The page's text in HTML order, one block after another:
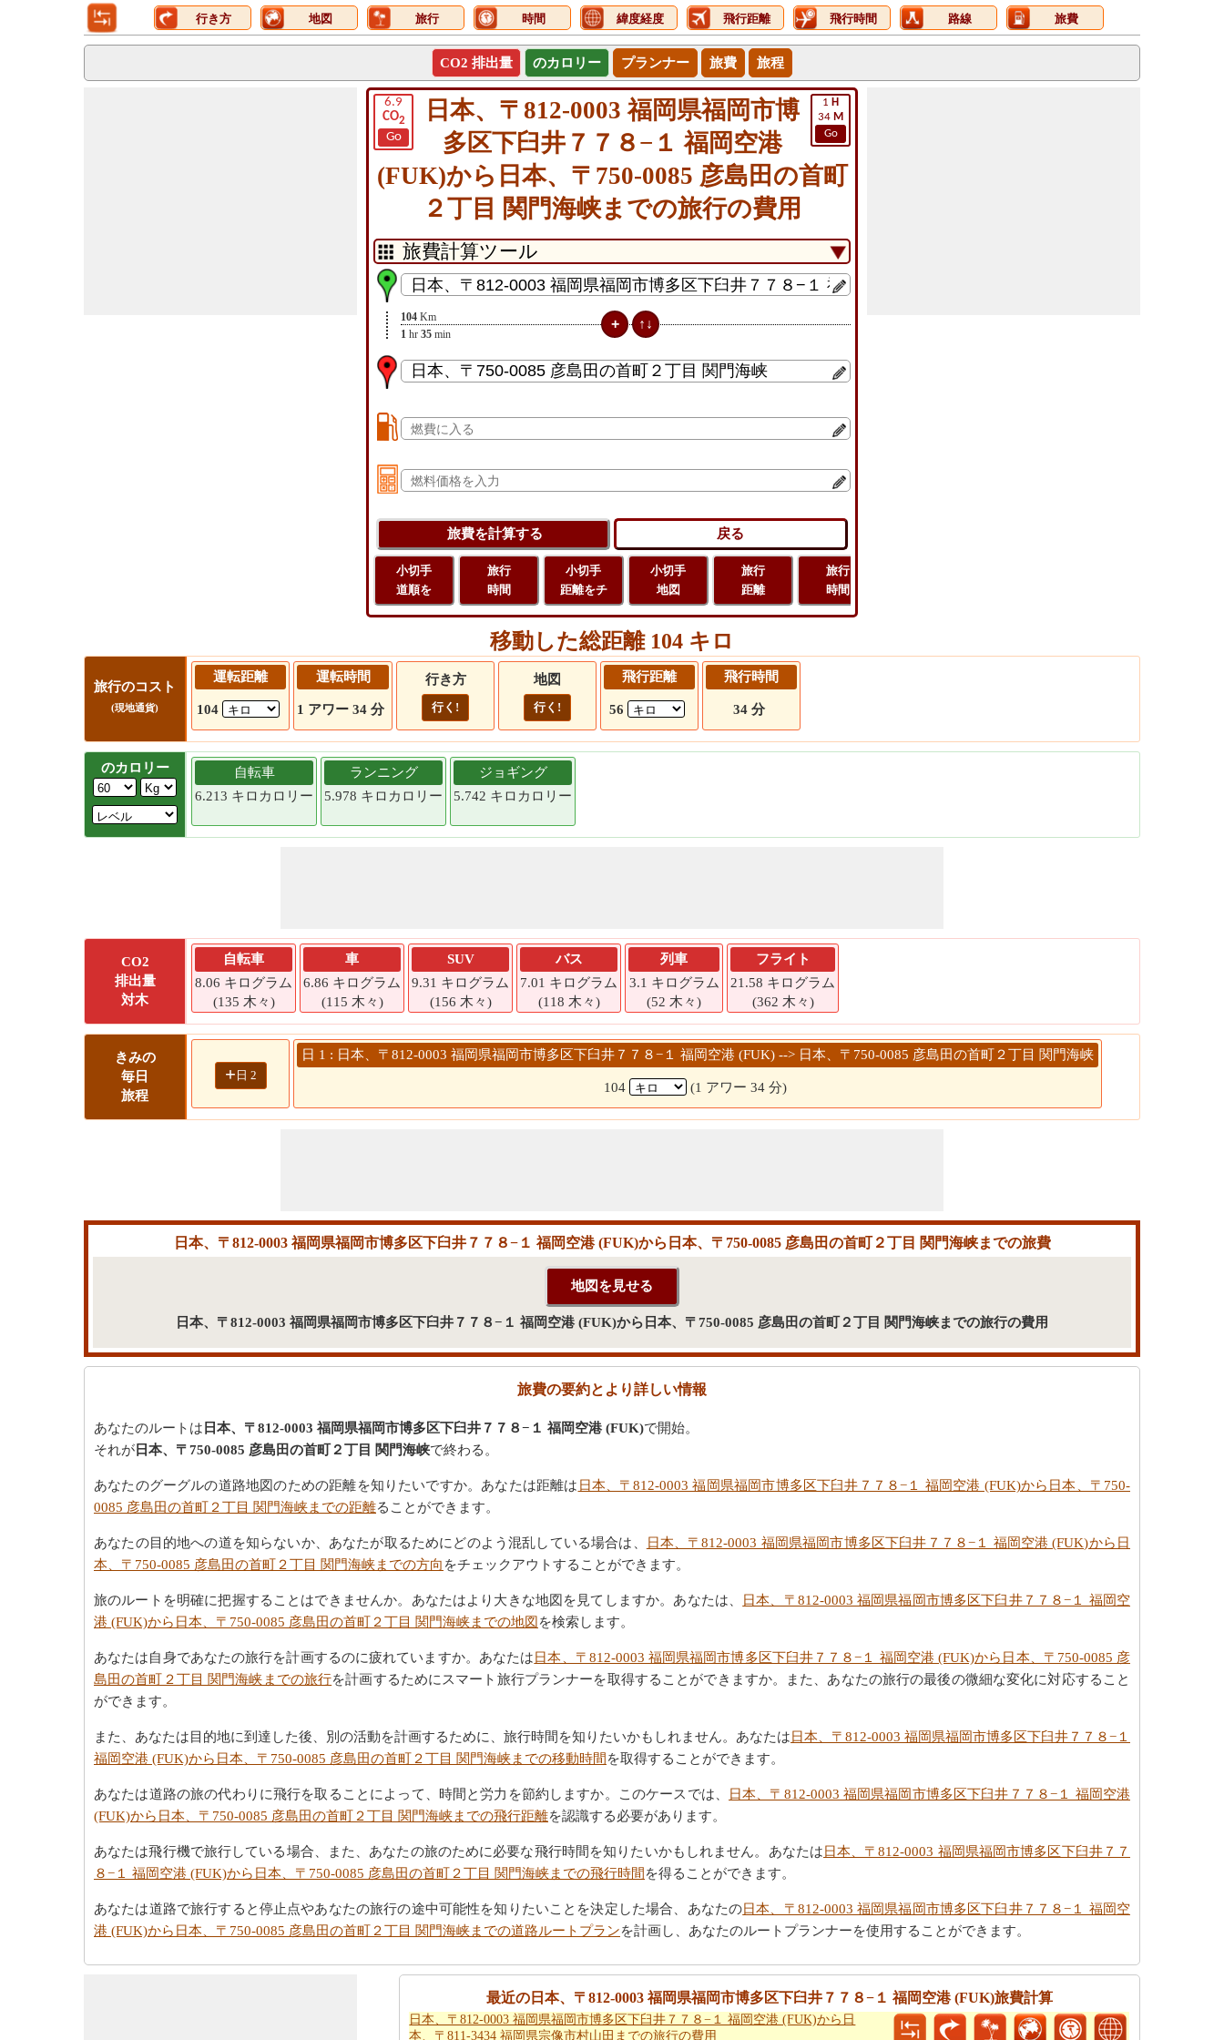
行き方 地図 旅行 時間 緯度経度 飛行距離 飛行時間 路線 旅費
CO2 排出量 のカロリー プランナー 旅費 旅程
6.9
CO2
Go
1 H
34 M
Go
日本、〒812-0003 福岡県福岡市博
多区下臼井７７８−１ 福岡空港
(FUK)から日本、〒750-0085 彦島田の首町
２丁目 関門海峡までの旅行の費用
104 Km
1 hr 35 min
小切手
道順を
旅行
時間
小切手
距離をチ
小切手
地図
旅行
距離
旅行
時間
移動した総距離 104 キロ
旅行のコスト
(現地通貨)
運転距離
104
運転時間
1 アワー 34 分
行き方
行く!
地図
行く!
飛行距離
56
飛行時間
34 分
のカロリー
自転車
6.213 キロカロリー
ランニング
5.978 キロカロリー
ジョギング
5.742 キロカロリー
CO2
排出量
対木
自転車
8.06 キログラム
(135 木々)
車
6.86 キログラム
(115 木々)
SUV
9.31 キログラム
(156 木々)
バス
7.01 キログラム
(118 木々)
列車
3.1 キログラム
(52 木々)
フライト
21.58 キログラム
(362 木々)
きみの
毎日
旅程
+ 日 2
日 1 : 日本、〒812-0003 福岡県福岡市博多区下臼井７７８−１ 福岡空港 (FUK) --> 日本、〒750-0085 彦島田の首町２丁目 関門海峡
104 (1 アワー 34 分)
日本、〒812-0003 福岡県福岡市博多区下臼井７７８−１ 福岡空港 (FUK)から日本、〒750-0085 彦島田の首町２丁目 関門海峡までの旅費
日本、〒812-0003 福岡県福岡市博多区下臼井７７８−１ 福岡空港 (FUK)から日本、〒750-0085 彦島田の首町２丁目 関門海峡までの旅行の費用
旅費の要約とより詳しい情報
あなたのルートは 日本、〒812-0003 福岡県福岡市博多区下臼井７７８−１ 福岡空港 (FUK)で開始。
それが 日本、〒750-0085 彦島田の首町２丁目 関門海峡で終わる。
あなたのグーグルの道路地図のための距離を知りたいですか。あなたは距離は 日本、〒812-0003 福岡県福岡市博多区下臼井７７８−１ 福岡空港 (FUK)から日本、〒750-
0085 彦島田の首町２丁目 関門海峡までの距離ることができます。
あなたの目的地への道を知らないか、あなたが取るためにどのよう混乱している場合は、
日本、〒812-0003 福岡県福岡市博多区下臼井７７８−１ 福岡空港 (FUK)から日
本、〒750-0085 彦島田の首町２丁目 関門海峡までの方向 をチェックアウトすることができます。
旅のルートを明確に把握することはできませんか。あなたはより大きな地図を見てしますか。あなたは、
日本、〒812-0003 福岡県福岡市博多区下臼井７７８−１ 福岡空
港 (FUK)から日本、〒750-0085 彦島田の首町２丁目 関門海峡までの地図を検索します。
あなたは自身であなたの旅行を計画するのに疲れていますか。あなたは日本、〒812-0003 福岡県福岡市博多区下臼井７７８−１ 福岡空港 (FUK)から日本、〒750-0085 彦
島田の首町２丁目 関門海峡までの旅行を計画するためにスマート旅行プランナーを取得することができますか。また、あなたの旅行の最後の微細な変化に対応すること
ができます。
また、あなたは目的地に到達した後、別の活動を計画するために、旅行時間を知りたいかもしれません。あなたは日本、〒812-0003 福岡県福岡市博多区下臼井７７８−１
福岡空港 (FUK)から日本、〒750-0085 彦島田の首町２丁目 関門海峡までの移動時間を取得することができます。
あなたは道路の旅の代わりに飛行を取ることによって、時間と労力を節約しますか。このケースでは、
日本、〒812-0003 福岡県福岡市博多区下臼井７７８−１ 福岡空港
(FUK)から日本、〒750-0085 彦島田の首町２丁目 関門海峡までの飛行距離を認識する必要があります。
あなたは飛行機で旅行している場合、また、あなたの旅のために必要な飛行時間を知りたいかもしれません。あなたは日本、〒812-0003 福岡県福岡市博多区下臼井７７
８−１ 福岡空港 (FUK)から日本、〒750-0085 彦島田の首町２丁目 関門海峡までの飛行時間を得ることができます。
あなたは道路で旅行すると停止点やあなたの旅行の途中可能性を知りたいことを決定した場合、あなたの日本、〒812-0003 福岡県福岡市博多区下臼井７７８−１ 福岡空
港 (FUK)から日本、〒750-0085 彦島田の首町２丁目 関門海峡までの道路ルートプランを計画し、あなたのルートプランナーを使用することができます。
最近の日本、〒812-0003 福岡県福岡市博多区下臼井７７８−１ 福岡空港 (FUK)旅費計算
日本、〒812-0003 福岡県福岡市博多区下臼井７７８−１ 福岡空港 (FUK)から日
本、〒811-3434 福岡県宗像市村山田までの旅行の費用